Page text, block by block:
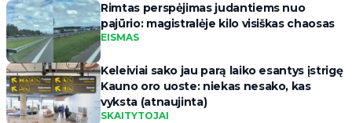
Rimtas perspėjimas judantiems nuo
pajūrio: magistralėje kilo visiškas chaosas
EISMAS
Keleiviai sako jau parą laiko esantys įstrigę
Kauno oro uoste: niekas nesako, kas
vyksta (atnaujinta)
SKAITYTOJAI